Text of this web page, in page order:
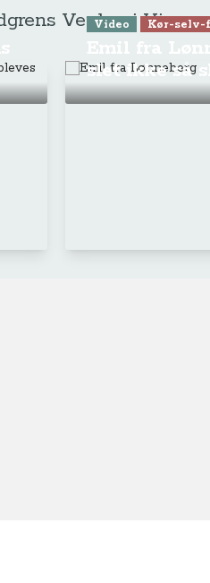
Verden i
Video Kør-selv-
slet ikke så